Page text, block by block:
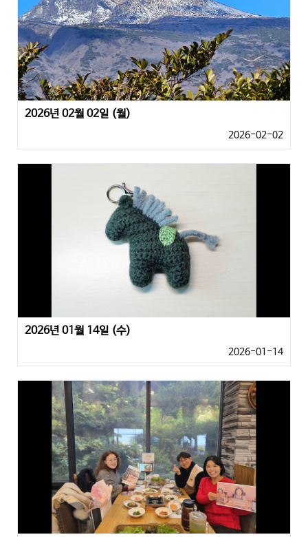
2026년 02월 02일 (월)
2026-02-02
2026년 01월 14일 (수)
2026-01-14